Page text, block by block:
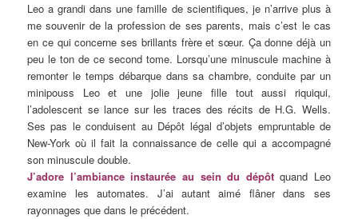
Leo a grandi dans une famille de scientifiques, je n’arrive plus à
me souvenir de la profession de ses parents, mais c’est le cas
en ce qui concerne ses brillants frère et sœur. Ça donne déjà un
peu le ton de ce second tome. Lorsqu’une minuscule machine à
remonter le temps débarque dans sa chambre, conduite par un
minipouss Leo et une jolie jeune fille tout aussi riquiqui,
l’adolescent se lance sur les traces des récits de H.G. Wells.
Ses pas le conduisent au Dépôt légal d’objets empruntable de
New-York où il fait la connaissance de celle qui a accompagné
son minuscule double.
J’adore l’ambiance instaurée au sein du dépôtquand Leo
examine les automates. J’ai autant aimé flâner dans ses
rayonnages que dans le précédent.